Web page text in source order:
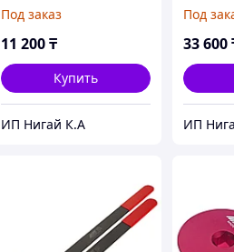
(MINI COOPER
R50,R53,W10,W11) JTC
Под заказ
11 200 ₸
Купить
ИП Нигай К.А
(MINI
Под
33 600
ИП